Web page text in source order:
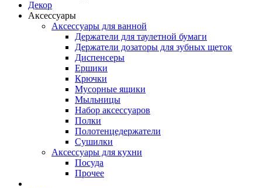
Декор
Аксессуары
Аксессуары для ванной
Держатели для таулетной бумаги
Держатели дозаторы для зубных щеток
Диспенсеры
Ершики
Крючки
Мусорные ящики
Мыльницы
Набор аксессуаров
Полки
Полотенцедержатели
Сушилки
Аксессуары для кухни
Посуда
Прочее